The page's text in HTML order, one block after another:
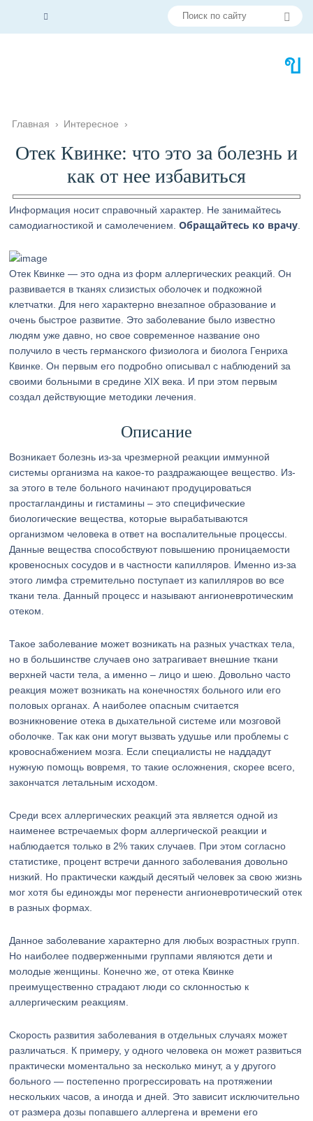
Главная › Интересное ›
Отек Квинке: что это за болезнь и
как от нее избавиться
Информация носит справочный характер. Не занимайтесь
самодиагностикой и самолечением.Обращайтесь ко врачу
Отек Квинке — это одна из форм аллергических реакций. Он
развивается в тканях слизистых оболочек и подкожной
клетчатки. Для него характерно внезапное образование и
очень быстрое развитие. Это заболевание было известно
людям уже давно, но свое современное название оно
получило в честь германского физиолога и биолога Генриха
Квинке. Он первым его подробно описывал с наблюдений за
своими больными в средине XIX века. И при этом первым
создал действующие методики лечения.
Описание
Возникает болезнь из-за чрезмерной реакции иммунной
системы организма на какое-то раздражающее вещество. Из-
за этого в теле больного начинают продуцироваться
простагландины и гистамины – это специфические
биологические вещества, которые вырабатываются
организмом человека в ответ на воспалительные процессы.
Данные вещества способствуют повышению проницаемости
кровеносных сосудов и в частности капилляров. Именно из-за
этого лимфа стремительно поступает из капилляров во все
ткани тела. Данный процесс и называют ангионевротическим
отеком.
Такое заболевание может возникать на разных участках тела,
но в большинстве случаев оно затрагивает внешние ткани
верхней части тела, а именно – лицо и шею. Довольно часто
реакция может возникать на конечностях больного или его
половых органах. А наиболее опасным считается
возникновение отека в дыхательной системе или мозговой
оболочке. Так как они могут вызвать удушье или проблемы с
кровоснабжением мозга. Если специалисты не наддадут
нужную помощь вовремя, то такие осложнения, скорее всего,
закончатся летальным исходом.
Среди всех аллергических реакций эта является одной из
наименее встречаемых форм аллергической реакции и
наблюдается только в 2% таких случаев. При этом согласно
статистике, процент встречи данного заболевания довольно
низкий. Но практически каждый десятый человек за свою жизнь
мог хотя бы единожды мог перенести ангионевротический отек
в разных формах.
Данное заболевание характерно для любых возрастных групп.
Но наиболее подверженными группами являются дети и
молодые женщины. Конечно же, от отека Квинке
преимущественно страдают люди со склонностью к
аллергическим реакциям.
Скорость развития заболевания в отдельных случаях может
различаться. К примеру, у одного человека он может развиться
практически моментально за несколько минут, а у другого
больного — постепенно прогрессировать на протяжении
нескольких часов, а иногда и дней. Это зависит исключительно
от размера дозы попавшего аллергена и времени его